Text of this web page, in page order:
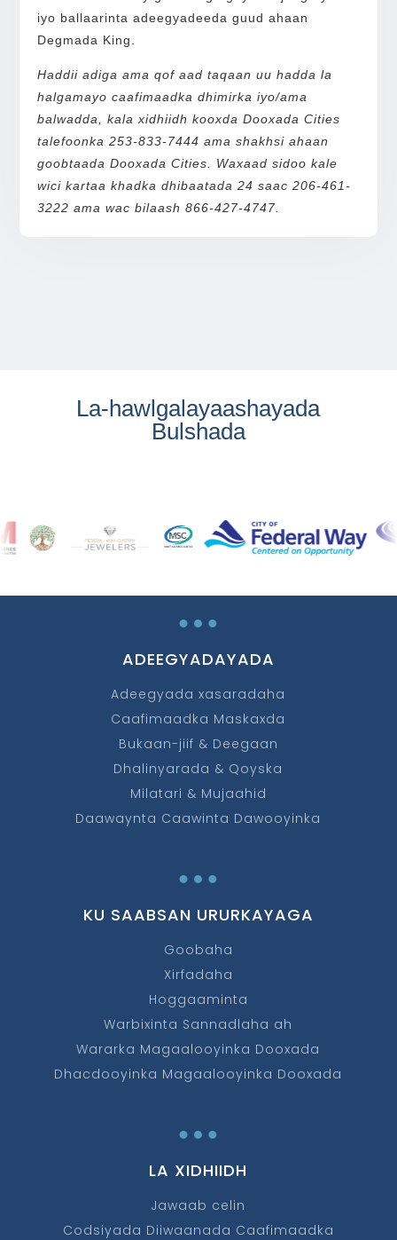
iyo ballaarinta adeegyadeeda guud ahaan
Degmada King.
Haddii adiga ama qof aad taqaan uu hadda la
halgamayo caafimaadka dhimirka iyo/ama
balwadda, kala xidhiidh kooxda Dooxada Cities
talefoonka 253-833-7444 ama shakhsi ahaan
goobtaada Dooxada Cities. Waxaad sidoo kale
wici kartaa khadka dhibaatada 24 saac 206-461-
3222 ama wac bilaash 866-427-4747.
La-hawlgalayaashayada
Bulshada
…
ADEEGYADAYADA
Adeegyada xasaradaha
Caafimaadka Maskaxda
Bukaan-jiif & Deegaan
Dhalinyarada & Qoyska
Milatari & Mujaahid
Daawaynta Caawinta Dawooyinka
…
KU SAABSAN URURKAYAGA
Goobaha
Xirfadaha
Hoggaaminta
Warbixinta Sannadlaha ah
Wararka Magaalooyinka Dooxada
Dhacdooyinka Magaalooyinka Dooxada
…
LA XIDHIIDH
Jawaab celin
Codsiyada Diiwaanada Caafimaadka